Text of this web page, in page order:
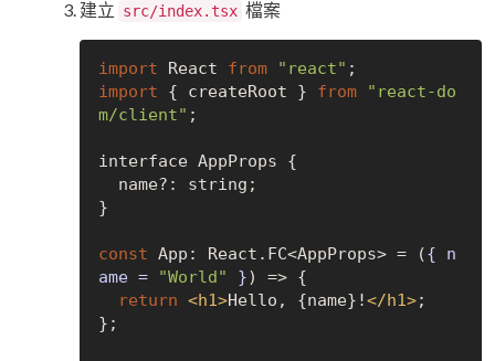
建立 src/index.tsx 檔案
import React from "react"
import { createRoot } from
"react-do
m/client" ;
interface AppProps {
}
const App: React.FC<AppProps> = ({ n
ame =
"World" }) => {
return <h1>Hello, {name}!</h1>;
};